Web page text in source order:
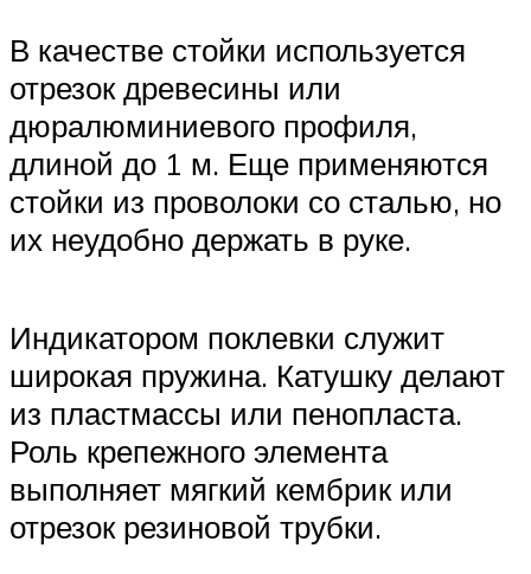
В качестве стойки используется
отрезок древесины или
дюралюминиевого профиля,
длиной до 1 м. Еще применяются
стойки из проволоки со сталью, но
их неудобно держать в руке.
Индикатором поклевки служит
широкая пружина. Катушку делают
из пластмассы или пенопласта.
Роль крепежного элемента
выполняет мягкий кембрик или
отрезок резиновой трубки.